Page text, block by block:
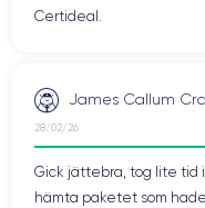
Certideal.
James Callum
28/02/26
Gick jättebra, tog lite tid
hämta paketet som